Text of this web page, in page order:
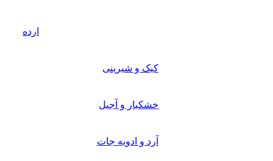
ارده
کیک و شیرینی
خشکبار و آجیل
آرد و ادویه جات